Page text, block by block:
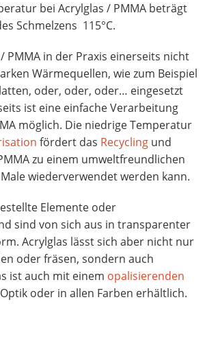
bei Acrylglas / PMMA beträgt
Schmelzens 115°C.
PMMA in der Praxis einerseits nicht
Wärmequellen, wie zum Beispiel
oder, oder, oder… eingesetzt
ist eine einfache Verarbeitung
möglich. Die niedrige Temperatur
fördert das Recycling und
zu einem umweltfreundlichen
wiederverwendet werden kann.
Elemente oder
sind von sich aus in transparenter
Acrylglas lässt sich aber nicht nur
oder fräsen, sondern auch
ist auch mit einem opalisierenden
oder in allen Farben erhältlich.